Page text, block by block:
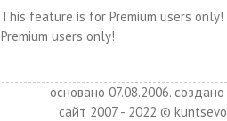
This feature is for Premium users only!
Premium users only!
основано 07.08.2006.
сайт 2007 - 2022 ©